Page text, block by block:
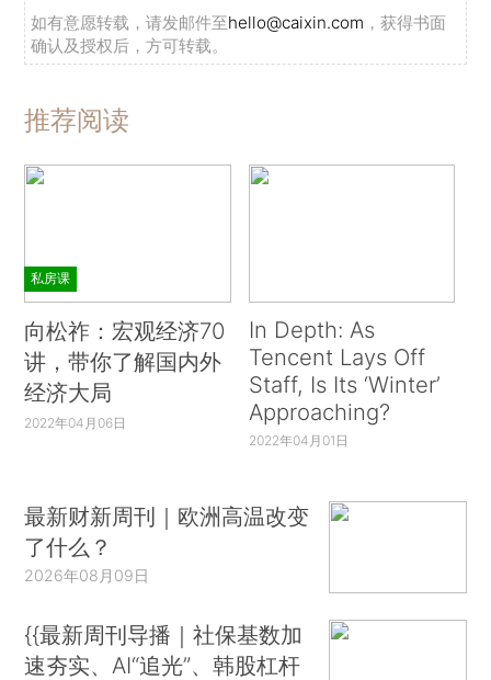
如有意愿转载，请发邮件至hello@caixin.com ，获得书面
确认及授权后，方可转载。
推荐阅读
私房课
向松祚：宏观经济70
讲，带你了解国内外
经济大局
2022年04月06日
In Depth: As
Tencent Lays Off
Staff, Is Its ‘Winter’
Approaching?
2022年04月01日
最新财新周刊｜欧洲高温改变
了什么？
2026年08月09日
{{最新周刊导播｜社保基数加
速夯实、AI“追光”、韩股杠杆